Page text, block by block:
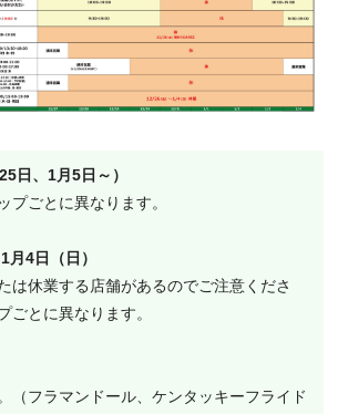
日、1月5日～）
プごとに異なります。
月4日（日）
は休業する店舗があるのでご注意くださ
ごとに異なります。
（フラマンドール、ケンタッキーフライド